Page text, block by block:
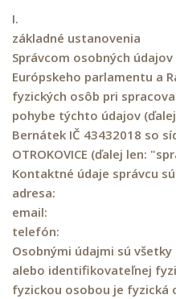
I.
základné ustanovenia
Správcom osobných
Európskeho parlamentu a
fyzických osôb pri
pohybe týchto údajov
Bernátek IČ 43432018 so
OTROKOVICE (ďalej len:
Kontaktné údaje správcu sú
adresa:
email:
telefón:
Osobnými údajmi sú
alebo identifikovateľnej
fyzickou osobou je fyzická